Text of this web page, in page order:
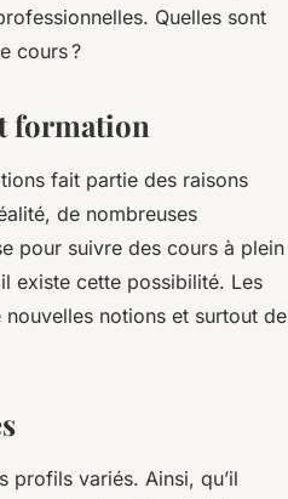
Quelles sont
cours ?
formation
fait partie des raisons
de nombreuses
pour suivre des cours à plein
existe cette possibilité. Les
notions et surtout de
profils variés. Ainsi, qu’il